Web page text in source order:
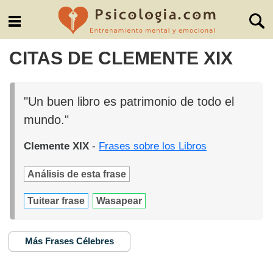
CITAS DE CLEMENTE XIX
"Un buen libro es patrimonio de todo el
mundo."
Clemente XIX - Frases sobre los Libros
Análisis de esta frase
Tuitear frase Wasapear
Más Frases Célebres